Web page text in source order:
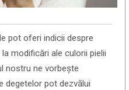
pot oferi indicii despre
modificări ale culorii pielii
nostru ne vorbește
degetelor pot dezvălui